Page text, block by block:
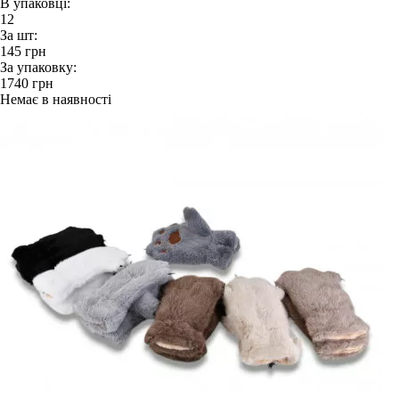
В упаковці:
12
За шт:
145 грн
За упаковку:
1740 грн
Немає в наявності